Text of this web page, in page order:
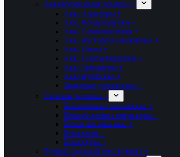
Аккумуляторная техника +
Акк. Аэраторы +
Акк. Воздуходувки +
Акк. Газонокосилки +
Акк. Кусторезы/ножницы +
Акк. Пилы +
Акк. Снегоуборщики +
Акк. Триммеры +
Аккумуляторы +
Зарядные устройства +
Силовая техника +
Бензиновые генераторы +
Инверторные генераторы +
Блоки автоматики +
Бензорезы +
Бензобуры +
Ручной садовый инструмент +